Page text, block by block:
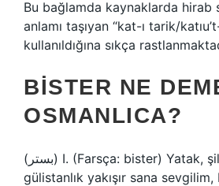
Bu bağlamda kaynaklarda hirab
anlamı taşıyan “kat-ı tarik/
kullanıldığına sıkça
BISTER NE
OSMANLICA?
(ﺑﺴﺘﺮ) I. (Farsça: bister) Yatak, şilte: Güllük
gülistanlık yakışır sana